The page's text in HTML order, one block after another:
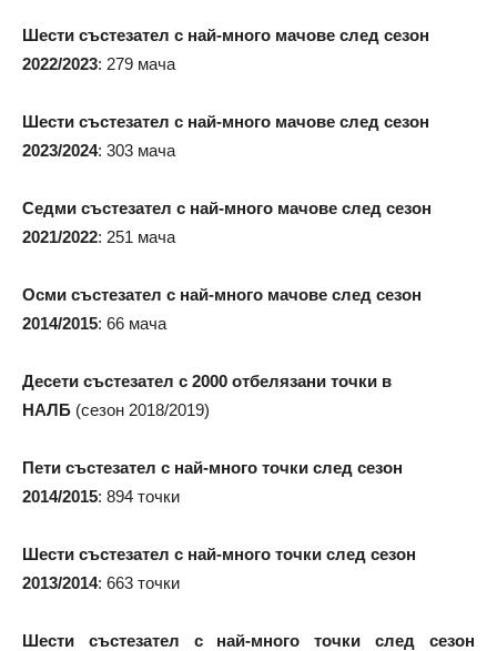
Шести състезател с най-много мачове след сезон
2022/2023: 279 мача
Шести състезател с най-много мачове след сезон
2023/2024: 303 мача
Седми състезател с най-много мачове след сезон
2021/2022: 251 мача
Осми състезател с най-много мачове след сезон
2014/2015: 66 мача
Десети състезател с 2000 отбелязани точки в
НАЛБ (сезон 2018/2019)
Пети състезател с най-много точки след сезон
2014/2015: 894 точки
Шести състезател с най-много точки след сезон
2013/2014: 663 точки
Шести състезател с най-много точки след сезон